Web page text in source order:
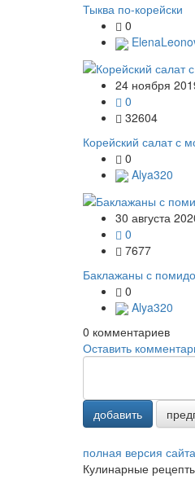
Тыква по-корейски
0
24 ноября
0
32604
Корейский салат с
0
Alya320
30 августа
0
7677
Баклажаны с
0
Alya320
0 комментариев
Оставить
добавить
полная версия сайта
Кулинарные